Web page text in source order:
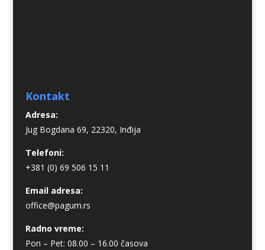
Kontakt
Adresa:
Jug Bogdana 69, 22320, Inđija
Telefoni:
+381 (0) 69 506 15 11
Email adresa:
office@pagum.rs
Radno vreme:
Pon – Pet: 08.00 – 16.00 časova